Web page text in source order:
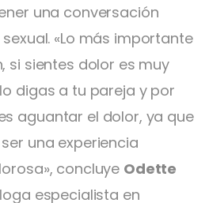
una conversación
«Lo más importante
si sientes dolor es muy
digas a tu pareja y por
aguantar el dolor, ya que
una experiencia
concluye Odette
especialista en